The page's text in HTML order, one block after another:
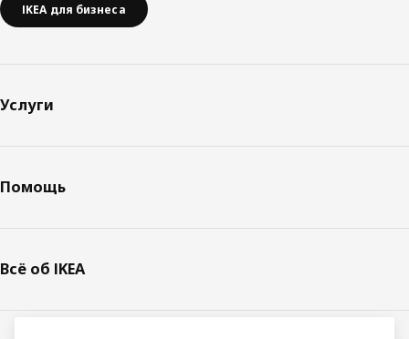
IKEA для бизнеса
Услуги
Помощь
Всё об IKEA